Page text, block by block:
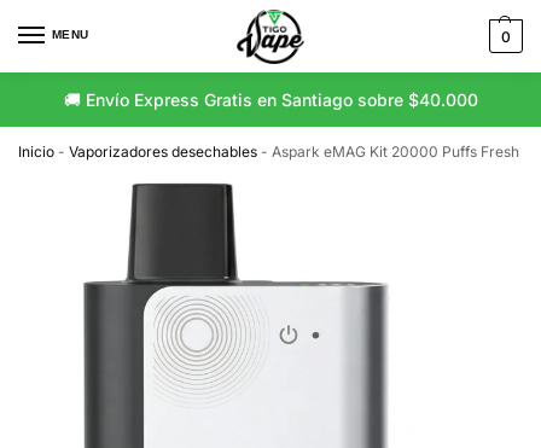
MENU 0
🚚 Envío Express Gratis en Santiago sobre $40.000
Inicio - Vaporizadores desechables - Aspark eMAG Kit 20000 Puffs Fresh